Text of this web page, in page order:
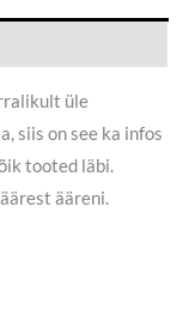
üle
siis on see ka infos
tooted läbi.
ääreni.